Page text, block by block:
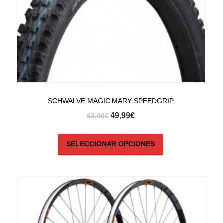
SCHWALVE MAGIC MARY SPEEDGRIP
62,00€ 49,99€
SELECCIONAR OPCIONES